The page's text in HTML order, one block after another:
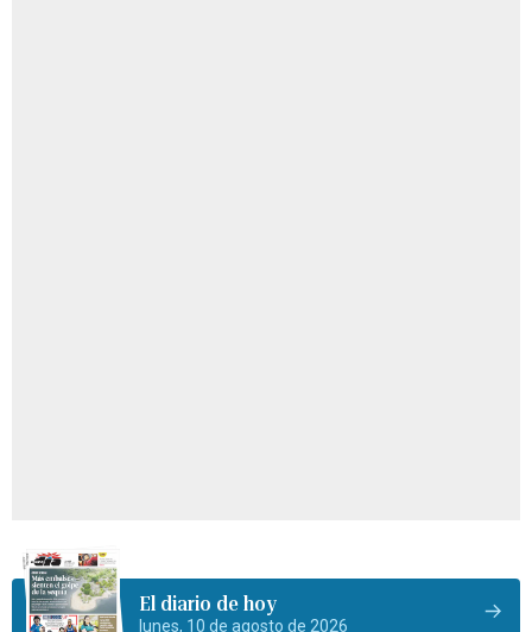
El diario de hoy
lunes, 10 de agosto de 2026